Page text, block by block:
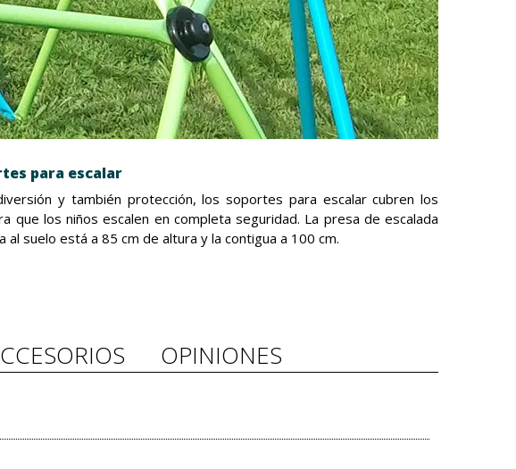
para escalar
y también protección, los soportes para escalar cubren los
que los niños escalen en completa seguridad. La presa de escalada
al suelo está a 85 cm de altura y la contigua a 100 cm.
OPINIONES